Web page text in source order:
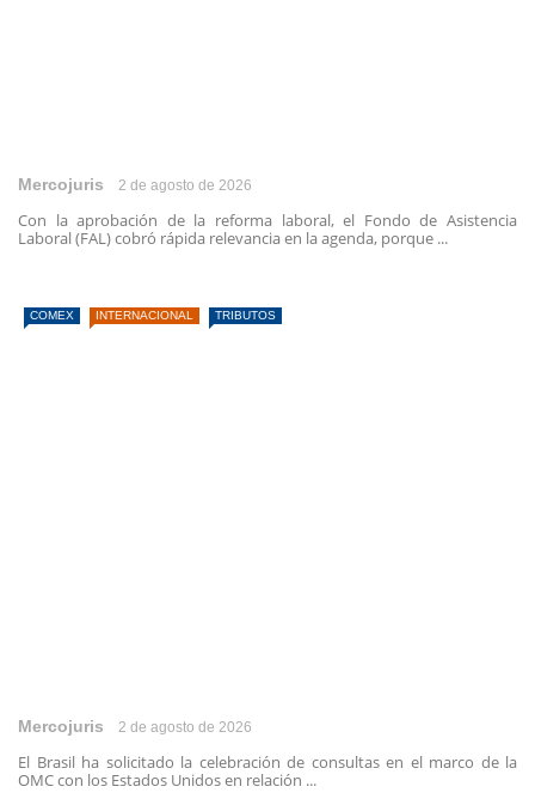
Mercojuris 2 de agosto de 2026
Con la aprobación de la reforma laboral, el Fondo de Asistencia
Laboral (FAL) cobró rápida relevancia en la agenda, porque ...
COMEX INTERNACIONAL TRIBUTOS
Mercojuris 2 de agosto de 2026
El Brasil ha solicitado la celebración de consultas en el marco de la
OMC con los Estados Unidos en relación ...